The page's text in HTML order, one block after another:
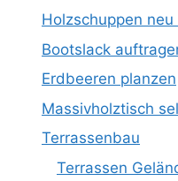
Holzschuppen
Bootslack
Erdbeeren planzen
Massivholztisch
Terrassenbau
Terrassen